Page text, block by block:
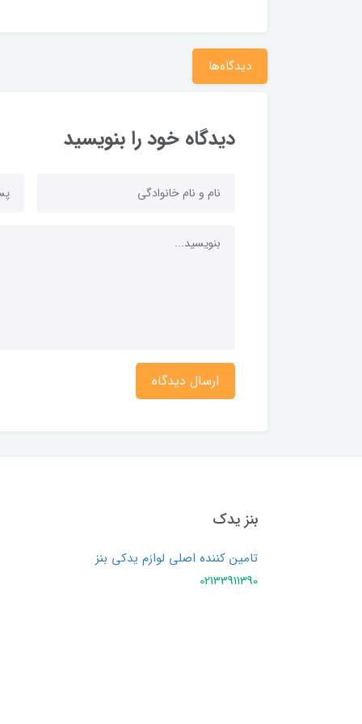
دیدگاه‌ها
دیدگاه خود را بنویسید
ارسال دیدگاه
بنز یدک
تامین کننده اصلی لوازم یدکی بنز
02133911390